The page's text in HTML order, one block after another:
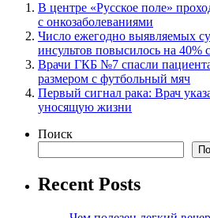
В центре «Русское поле»
с онкозаболеваниями
Число ежегодно выявляемых
инсультов повысилось на 40%
Врачи ГКБ №7 спасли
размером с футбольный мяч
Первый сигнал рака: Врач
уносящую жизни
Поиск
Recent Posts